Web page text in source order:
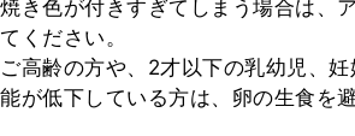
焼き色が付きすぎてしまう場合は、
てください。
ご高齢の方や、2才以下の乳幼児、
能が低下している方は、卵の生食を